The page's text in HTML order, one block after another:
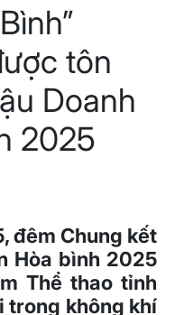
tôn
Doanh
2025
đêm Chung kết
Hòa bình 2025
Thể thao tỉnh
trong không khí